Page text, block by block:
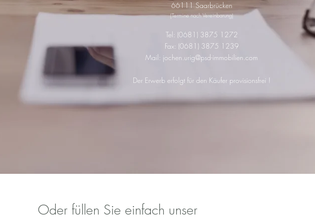
66111 Saarbrücken
(Termine nach Vereinbarung)
Tel: (0681) 3875 1272
Fax: (0681) 3875 1239
Mail: jochen.urig@psd-immobilien.com
Der Erwerb erfolgt für den Käufer provisionsfrei !
Oder füllen Sie einfach unser